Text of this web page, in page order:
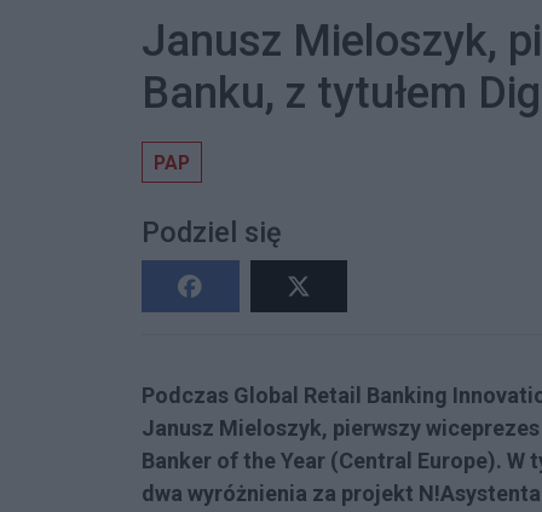
Janusz Mieloszyk,
Banku, z tytułem
PAP
Podziel się
Podczas Global Retail Banking
Janusz Mieloszyk, pierwszy
Banker of the Year (Central Europe).
dwa wyróżnienia za projekt